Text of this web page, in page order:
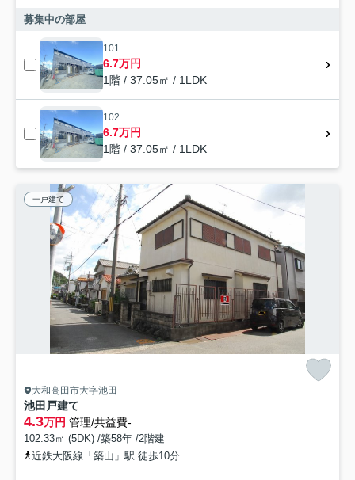
募集中の部屋
101
6.7万円
1階 / 37.05㎡ / 1LDK
102
6.7万円
1階 / 37.05㎡ / 1LDK
一戸建て
大和高田市大字池田
池田戸建て
4.3万円 管理/共益費-
102.33㎡ (5DK) /築58年 /2階建
近鉄大阪線「築山」駅 徒歩10分